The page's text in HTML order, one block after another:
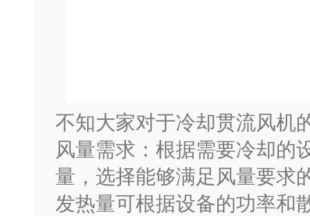
不知大家对于冷却贯流风机
风量需求：根据需要冷却的
量，选择能够满足风量要求
发热量可根据设备的功率和